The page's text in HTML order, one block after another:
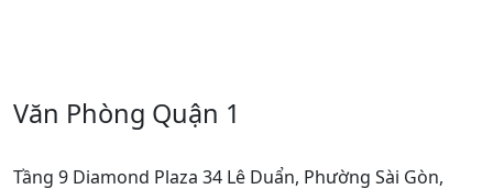
Văn Phòng Quận 1
Tầng 9 Diamond Plaza 34 Lê Duẩn, Phường Sài Gòn,